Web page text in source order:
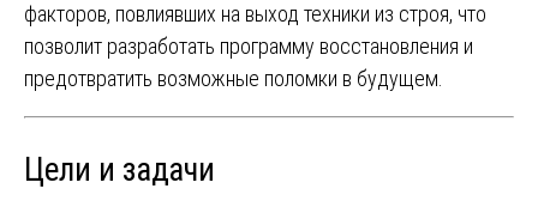
факторов, повлиявших на выход техники из строя, что
позволит разработать программу восстановления и
предотвратить возможные поломки в будущем.
Цели и задачи